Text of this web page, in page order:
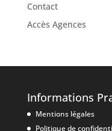
Contact
Accès Agences
Informations
Mentions légales
Politique de